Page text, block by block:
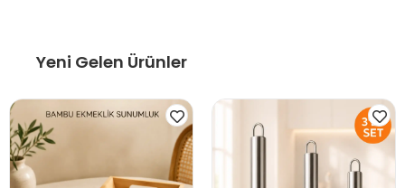
Yeni Gelen Ürünler